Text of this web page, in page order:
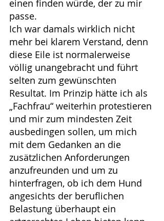
einen finden würde, der zu mir
passe.
Ich war damals wirklich nicht
mehr bei klarem Verstand, denn
diese Eile ist normalerweise
völlig unangebracht und führt
selten zum gewünschten
Resultat. Im Prinzip hätte ich als
„Fachfrau“ weiterhin protestieren
und mir zum mindesten Zeit
ausbedingen sollen, um mich
mit dem Gedanken an die
zusätzlichen Anforderungen
anzufreunden und um zu
hinterfragen, ob ich dem Hund
angesichts der beruflichen
Belastung überhaupt ein